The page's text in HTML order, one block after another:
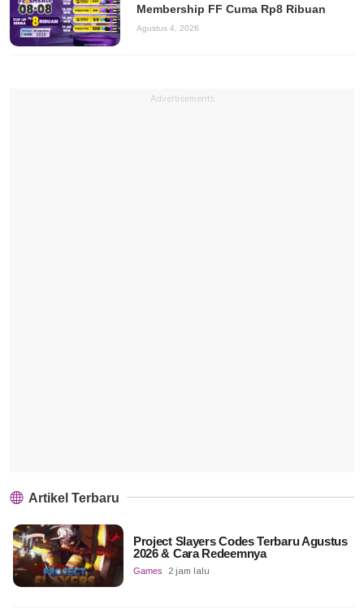
Membership FF Cuma Rp8 Ribuan
Agustus 4, 2026
Advertisements
Artikel Terbaru
Project Slayers Codes Terbaru Agustus
2026 & Cara Redeemnya
Games 2 jam lalu